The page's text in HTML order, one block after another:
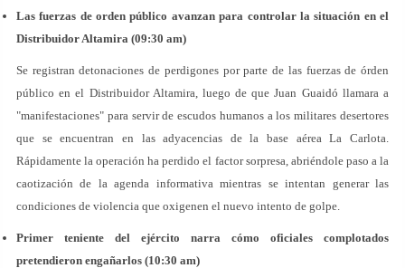
Las fuerzas de orden público avanzan para controlar la situación en el
Distribuidor Altamira (09:30 am)
Se registran detonaciones de perdigones por parte de las fuerzas de órden
público en el Distribuidor Altamira, luego de que Juan Guaidó llamara a
"manifestaciones" para servir de escudos humanos a los militares desertores
que se encuentran en las adyacencias de la base aérea La Carlota.
Rápidamente la operación ha perdido el factor sorpresa, abriéndole paso a la
caotización de la agenda informativa mientras se intentan generar las
condiciones de violencia que oxigenen el nuevo intento de golpe.
Primer teniente del ejército narra cómo oficiales complotados
pretendieron engañarlos (10:30 am)